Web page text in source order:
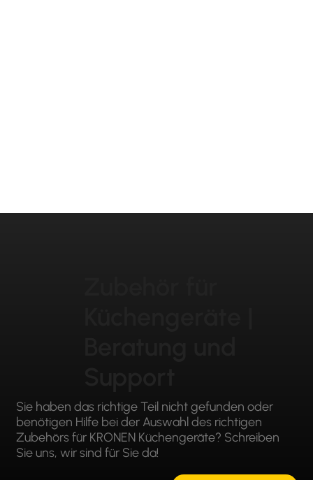
Sie haben das richtige Teil nicht gefunden oder
benötigen Hilfe bei der Auswahl des richtigen
Zubehörs für KRONEN Küchengeräte? Schreiben
Sie uns, wir sind für Sie da!